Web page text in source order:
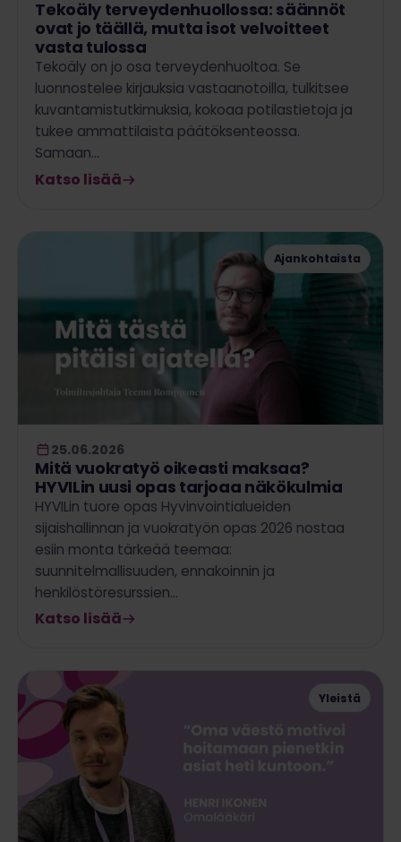
Tekoäly terveydenhuollossa: säännöt
ovat jo täällä, mutta isot velvoitteet
vasta tulossa
Tekoäly on jo osa terveydenhuoltoa. Se
luonnostelee kirjauksia vastaanotoilla, tulkitsee
kuvantamistutkimuksia, kokoaa potilastietoja ja
tukee ammattilaista päätöksenteossa.
Samaan…
Katso lisää
Ajankohtaista
25.06.2026
Mitä vuokratyö oikeasti maksaa?
HYVILin uusi opas tarjoaa näkökulmia
HYVILin tuore opas Hyvinvointialueiden
sijaishallinnan ja vuokratyön opas 2026 nostaa
esiin monta tärkeää teemaa:
suunnitelmallisuuden, ennakoinnin ja
henkilöstöresurssien…
Katso lisää
Yleistä